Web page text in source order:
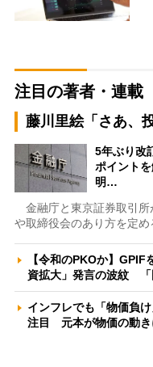
注目の著者・連載
藤川里絵「さあ、
5年ぶり改
ポイント
明…
金融庁と東京証券取引所
や取締役会のあり方を定
【令和のPKOか】
資拡大」発言の波紋
インフレでも「物価負
注目 元本が物価の動